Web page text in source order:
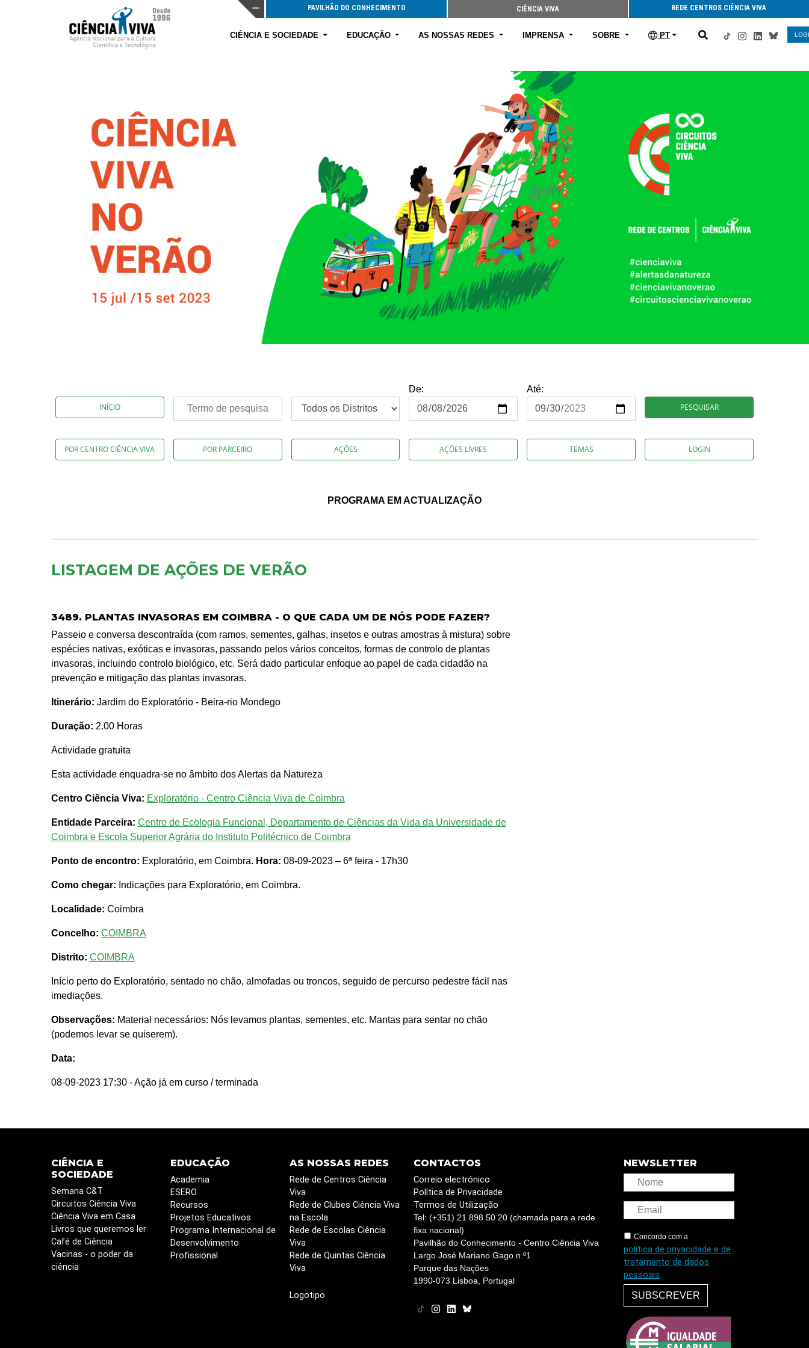
PAVILHÃO DO CONHECIMENTO CIÊNCIA VIVA REDE CENTROS CIÊNCIA VIVA
CIÊNCIA E SOCIEDADE EDUCAÇÃO AS NOSSAS REDES IMPRENSA SOBRE PT
INÍCIO
De:
Até:
PESQUISAR
POR CENTRO CIÊNCIA VIVA POR PARCEIRO AÇÕES AÇÕES LIVRES TEMAS LOGIN
PROGRAMA EM ACTUALIZAÇÃO
LISTAGEM DE AÇÕES DE VERÃO
3489. PLANTAS INVASORAS EM COIMBRA - O QUE CADA UM DE NÓS PODE FAZER?
Passeio e conversa descontraída (com ramos, sementes, galhas, insetos e outras amostras à mistura) sobre
espécies nativas, exóticas e invasoras, passando pelos vários conceitos, formas de controlo de plantas
invasoras, incluindo controlo biológico, etc. Será dado particular enfoque ao papel de cada cidadão na
prevenção e mitigação das plantas invasoras.
Itinerário: Jardim do Exploratório - Beira-rio Mondego
Duração: 2.00 Horas
Actividade gratuita
Esta actividade enquadra-se no âmbito dos Alertas da Natureza
Centro Ciência Viva: Exploratório - Centro Ciência Viva de Coimbra
Entidade Parceira: Centro de Ecologia Funcional, Departamento de Ciências da Vida da Universidade de
Coimbra e Escola Superior Agrária do Instituto Politécnico de Coimbra
Ponto de encontro: Exploratório, em Coimbra. Hora: 08-09-2023 – 6ª feira - 17h30
Como chegar: Indicações para Exploratório, em Coimbra.
Localidade: Coimbra
Concelho: COIMBRA
Distrito: COIMBRA
Início perto do Exploratório, sentado no chão, almofadas ou troncos, seguido de percurso pedestre fácil nas
imediações.
Observações: Material necessários: Nós levamos plantas, sementes, etc. Mantas para sentar no chão
(podemos levar se quiserem).
Data:
08-09-2023 17:30 - Ação já em curso / terminada
CIÊNCIA E
SOCIEDADE
Semana C&T
Circuitos Ciência Viva
Ciência Viva em Casa
Livros que queremos ler
Café de Ciência
Vacinas - o poder da
ciência
EDUCAÇÃO
Academia
ESERO
Recursos
Projetos Educativos
Programa Internacional de
Desenvolvimento
Profissional
AS NOSSAS REDES
Rede de Centros Ciência
Viva
Rede de Clubes Ciência Viva
na Escola
Rede de Escolas Ciência
Viva
Rede de Quintas Ciência
Viva
Logotipo
CONTACTOS
Correio electrónico
Política de Privacidade
Termos de Utilização
Tel: (+351) 21 898 50 20 (chamada para a rede
fixa nacional)
Pavilhão do Conhecimento - Centro Ciência Viva
Largo José Mariano Gago n.º1
Parque das Nações
1990-073 Lisboa, Portugal
NEWSLETTER
Concordo com a
política de privacidade e de
tratamento de dados
pessoais
SUBSCREVER